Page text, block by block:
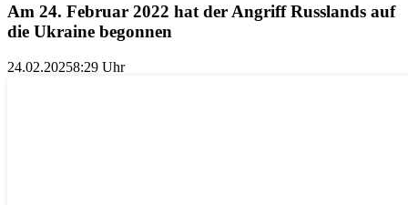
Am 24. Februar 2022 hat der Angriff Russlands auf
die Ukraine begonnen
24.02.20258:29 Uhr